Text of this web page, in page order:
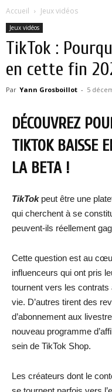
Accueil Jeux vidéos
Jeux vidéos
TikTok :
en cette fin
Par Yann Grosboillot - 5
DÉCOUVREZ
TIKTOK BAISSE
LA BETA !
TikTok peut être une
qui cherchent à se
peuvent-ils réellement
Cette question est au
influenceurs qui ont pris
tournent vers les
vie. D’autres tirent des
d’abonnement aux
nouveau programme
sein de TikTok Shop.
Les créateurs dont le